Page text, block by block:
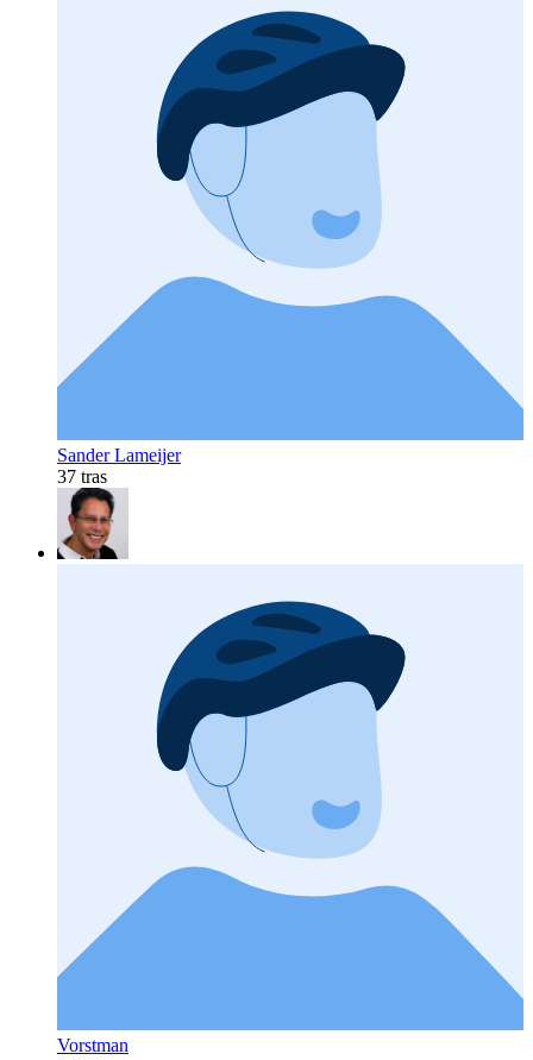
Sander Lameijer
37 tras
Vorstman